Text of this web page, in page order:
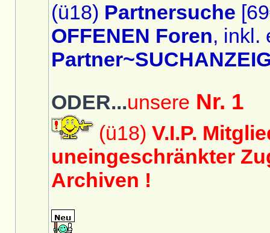
(ü18) Partnersuche
OFFENEN Foren, inkl.
ODER...unsere Nr. 1
(ü18) V.I.P.
uneingeschränkter
Archiven !